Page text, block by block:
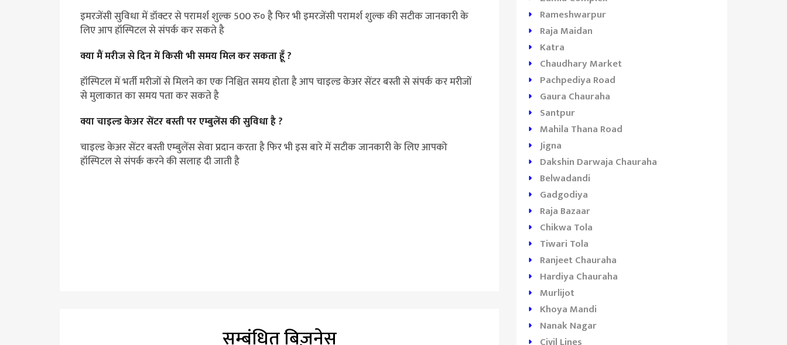
इमरजेंसी सुविधा में डॉक्टर से परामर्श शुल्क 500 रु० है फिर भी इमरजेंसी परामर्श शुल्क की सटीक जानकारी के
लिए आप हॉस्पिटल से संपर्क कर सकते है
क्या मैं मरीज से दिन में किसी भी समय मिल कर सकता हूँ ?
हॉस्पिटल में भर्ती मरीजों से मिलने का एक निश्चित समय होता है आप चाइल्ड केअर सेंटर बस्ती से संपर्क कर मरीजों
से मुलाकात का समय पता कर सकते है
क्या चाइल्ड केअर सेंटर बस्ती पर एम्बुलेंस की सुविधा है ?
चाइल्ड केअर सेंटर बस्ती एम्बुलेंस सेवा प्रदान करता है फिर भी इस बारे में सटीक जानकारी के लिए आपको
हॉस्पिटल से संपर्क करने की सलाह दी जाती है
सम्बंधित बिज़नेस
Rameshwarpur
Raja Maidan
Katra
Chaudhary Market
Pachpediya Road
Gaura Chauraha
Santpur
Mahila Thana Road
Jigna
Dakshin Darwaja Chauraha
Belwadandi
Gadgodiya
Raja Bazaar
Chikwa Tola
Tiwari Tola
Ranjeet Chauraha
Hardiya Chauraha
Murlijot
Khoya Mandi
Nanak Nagar